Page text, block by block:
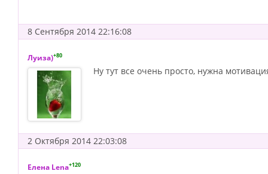
8 Сентября 2014 22:16:08
Луиза)+80
Ну тут все очень просто, нужна
2 Октября 2014 22:03:08
Елена Lena+120